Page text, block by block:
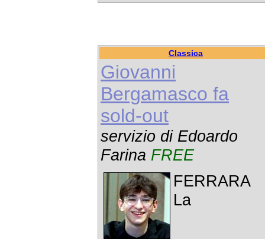
Classica
Giovanni
Bergamasco fa
sold-out
servizio di Edoardo
Farina FREE
FERRARA
La